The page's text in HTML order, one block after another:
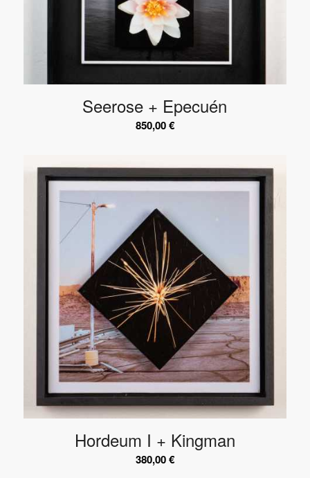
Seerose + Epecuén
850,00€
Hordeum I + Kingman
380,00€